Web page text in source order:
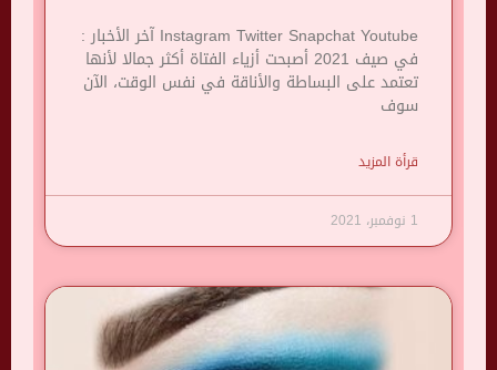
Instagram Twitter Snapchat Youtube آخر الأخبار :
في صيف 2021 أصبحت أزياء الفتاة أكثر جمالا لأنها
تعتمد على البساطة والأناقة في نفس الوقت، الآن
سوف
قرأة المزيد
1 نوفمبر، 2021